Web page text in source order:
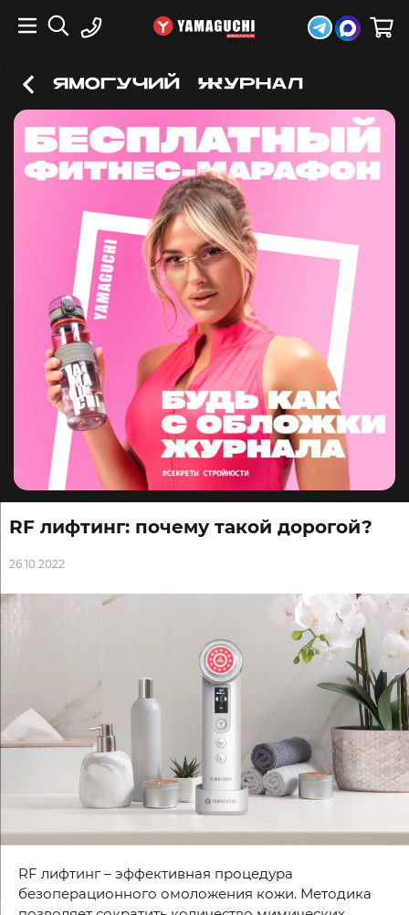
RF лифтинг: почему такой дорогой?
26.10.2022
RF лифтинг – эффективная процедура
безоперационного омоложения кожи. Методика